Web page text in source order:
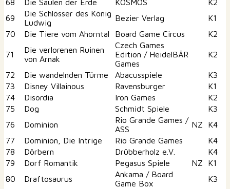
69
Die Schlösser des König
Ludwig
Bezier Verlag
K1
70
Die Tiere vom Ahorntal Board Game Circus K2
71
Die verlorenen Ruinen
von Arnak
Czech Games
Edition / HeidelBÄR
Games
K2
72 Die wandelnden Türme Abacusspiele
K3
73
Disney Villainous Ravensburger
K1
74
Disordia Iron Games
K2
75
Dog Schmidt Spiele
K3
76
Dominion
Rio Grande Games /
ASS
NZ
K4
77
Dominion, Die Intrige Rio Grande Games
K4
78
Dörbern Drübberholz e.V.
K4
79
Dorf Romantik Pegasus Spiele NZ
K1
80
Draftosaurus
Ankama / Board
Game Box
K3